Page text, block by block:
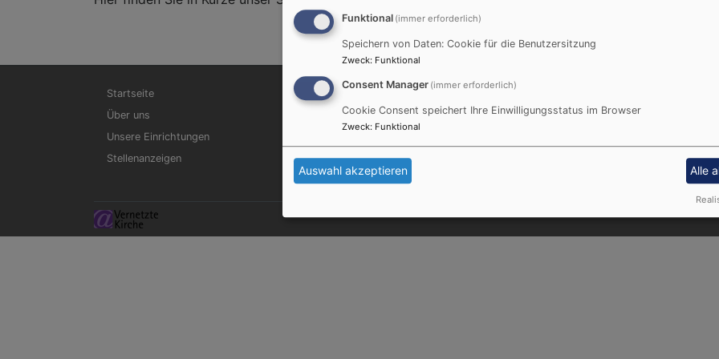
Hauptnavigation
Startseite
Über uns
Unsere Einrichtungen
Stellenanzeigen
Fußbereichsmenü
Impressum
Kontakt
Funktional (immer erforderlich)
Speichern von Daten: Cookie für die Benutzersitzung
Zweck: Funktional
Consent Manager (immer erforderlich)
Cookie Consent speichert Ihre Einwilligungsstatus im Browser
Zweck: Funktional
Auswahl akzeptieren Alle